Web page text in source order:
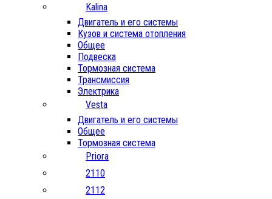
Kalina
Двигатель и его системы
Кузов и система отопления
Общее
Подвеска
Тормозная система
Трансмиссия
Электрика
Vesta
Двигатель и его системы
Общее
Тормозная система
Priora
2110
2112